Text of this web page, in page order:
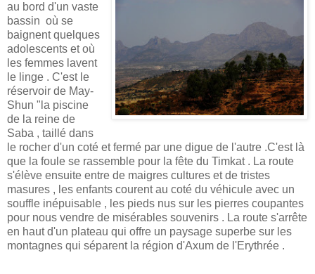
au bord d'un vaste
bassin où se
baignent quelques
adolescents et où
les femmes lavent
le linge . C'est le
réservoir de May-
Shun "la piscine
de la reine de
Saba , taillé dans
le rocher d'un coté et fermé par une digue de l'autre .C'est là
que la foule se rassemble pour la fête du Timkat . La route
s'élève ensuite entre de maigres cultures et de tristes
masures , les enfants courent au coté du véhicule avec un
souffle inépuisable , les pieds nus sur les pierres coupantes
pour nous vendre de misérables souvenirs . La route s'arrête
en haut d'un plateau qui offre un paysage superbe sur les
montagnes qui séparent la région d'Axum de l'Erythrée .